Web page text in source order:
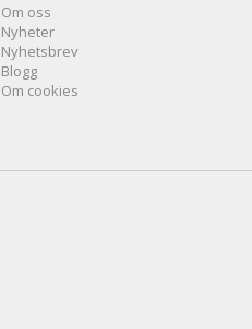
Om oss
Nyheter
Nyhetsbrev
Blogg
Om cookies